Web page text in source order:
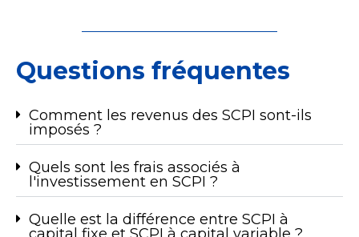
Questions fréquentes
Comment les revenus des SCPI sont-ils
imposés ?
Quels sont les frais associés à
l'investissement en SCPI ?
Quelle est la différence entre SCPI à